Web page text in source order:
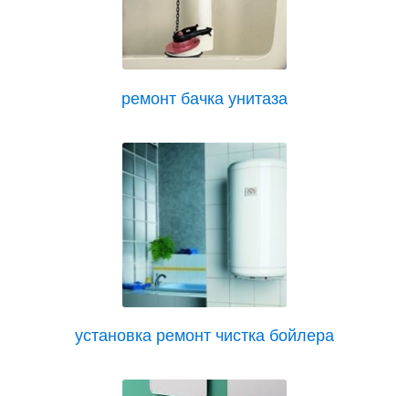
ремонт бачка унитаза
установка ремонт чистка бойлера